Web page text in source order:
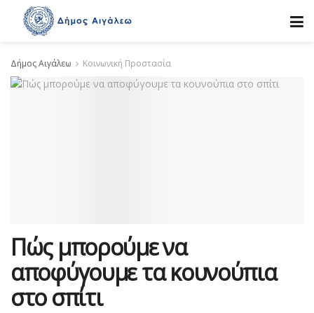
Δήμος Αιγάλεω Κοινωνική Προστασία
Πώς μπορούμε να
αποφύγουμε τα κουνούπια
στο σπίτι